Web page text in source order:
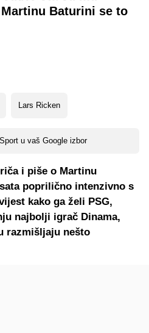
Baturini se to
Lars Ricken
u vaš Google izbor
i piše o Martinu
poprilično intenzivno s
kako ga želi PSG,
najbolji igrač Dinama,
razmišljaju nešto